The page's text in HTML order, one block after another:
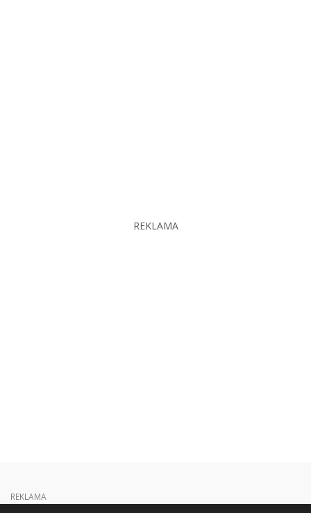
REKLAMA
REKLAMA